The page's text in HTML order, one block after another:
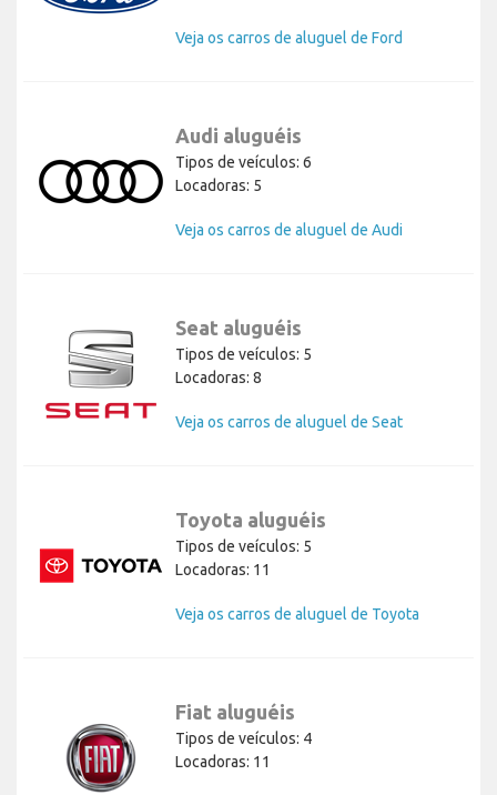
Veja os carros de aluguel de Ford
Audi aluguéis
Tipos de veículos: 6
Locadoras: 5
Veja os carros de aluguel de Audi
Seat aluguéis
Tipos de veículos: 5
Locadoras: 8
Veja os carros de aluguel de Seat
Toyota aluguéis
Tipos de veículos: 5
Locadoras: 11
Veja os carros de aluguel de Toyota
Fiat aluguéis
Tipos de veículos: 4
Locadoras: 11